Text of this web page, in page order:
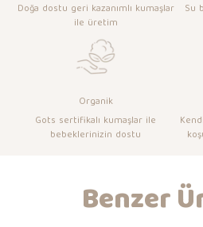
Doğa dostu geri kazanımlı kumaşlar
ile üretim
Su
Organik
Gots sertifikalı kumaşlar ile
bebeklerinizin dostu
Benzer